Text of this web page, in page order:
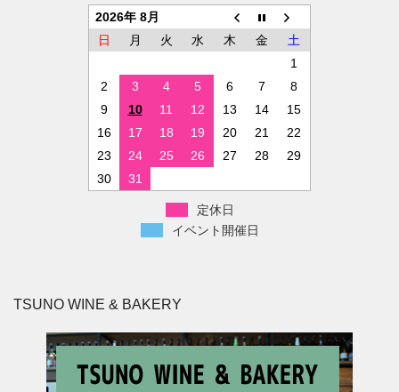
2026年 8月
日
月 火 水 木 金
土
1
2
3 4 5 6 7
8
9
10 11 12 13 14
15
16
17 18 19 20 21
22
23
24 25 26 27 28
29
30
31
定休日
イベント開催日
TSUNO WINE & BAKERY